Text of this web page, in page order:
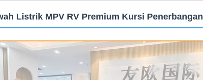
Listrik MPV RV Premium Kursi Penerbangan